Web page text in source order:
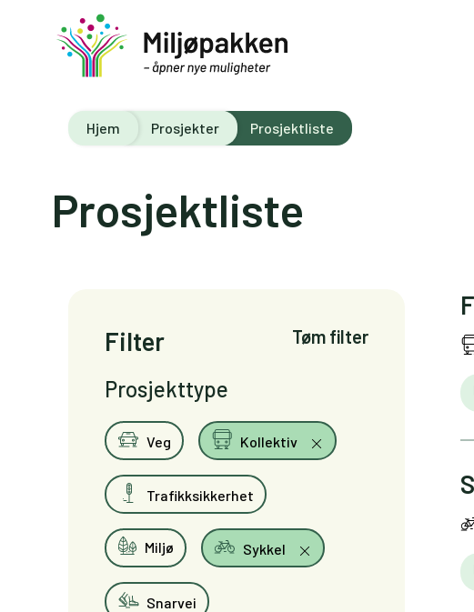
Hjem Prosjekter Prosjektliste
Prosjektliste
Filter Tøm filter
Prosjekttype
Veg Kollektiv
Trafikksikkerhet
Miljø Sykkel
Snarvei